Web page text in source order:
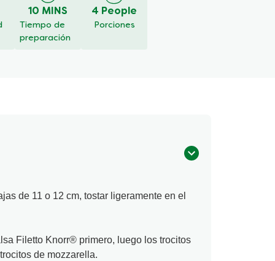
10 MINS
Tiempo de
preparación
4 People
Porciones
de 11 o 12 cm, tostar ligeramente en el
Filetto Knorr® primero, luego los trocitos
de mozzarella.